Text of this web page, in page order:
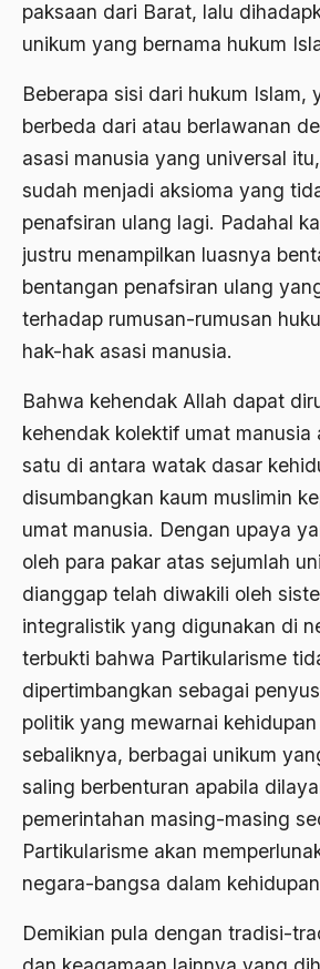
paksaan dari Barat, lalu
unikum yang bernama hukum
Beberapa sisi dari hukum Islam,
berbeda dari atau berlawanan
asasi manusia yang universal
sudah menjadi aksioma yang
penafsiran ulang lagi. Padahal
justru menampilkan luasnya
bentangan penafsiran ulang
terhadap rumusan-rumusan
hak-hak asasi manusia.
Bahwa kehendak Allah dapat
kehendak kolektif umat manusia
satu di antara watak dasar
disumbangkan kaum muslimin
umat manusia. Dengan upaya
oleh para pakar atas sejumlah
dianggap telah diwakili oleh
integralistik yang digunakan di
terbukti bahwa Partikularisme
dipertimbangkan sebagai
politik yang mewarnai
sebaliknya, berbagai unikum
saling berbenturan apabila
pemerintahan masing-masing
Partikularisme akan
negara-bangsa dalam
Demikian pula dengan tradisi-
Anwar Ibrahim
apa yang kau cari palupi
Aparat Keamanan
Apel Akbar NU
APRI
Ar-Raniry
arafat
Ard
area studies
Argentina
Ariel Saron
Ariel Sharon
Ario Wowor
Aristoteles
Arnold Y. Toynbeen
Arrigo Sacchi
Arswendo
Arswendo Atmowiloto